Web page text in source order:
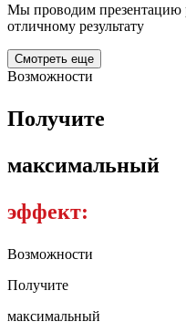
Мы проводим презентацию
отличному результату
Смотреть еще
Возможности
Получите
максимальный
эффект:
Возможности
Получите
максимальный